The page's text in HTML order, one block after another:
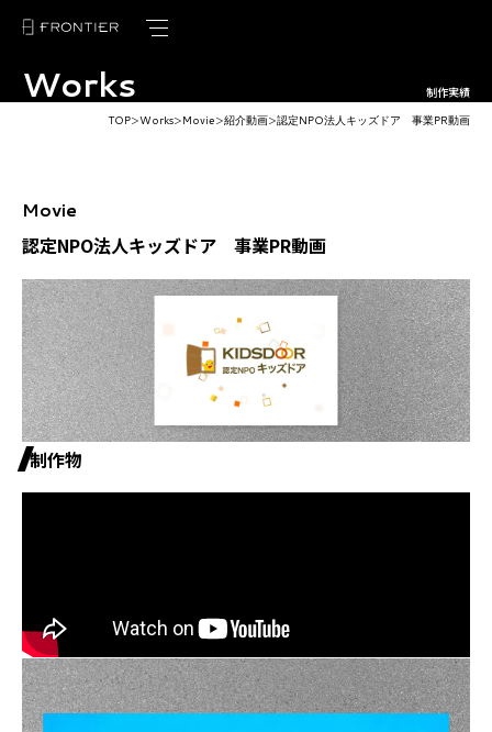
トップページ
フロンティアの強み
制作実績
お客様の声
ブログ
ニュース
会社概要
お問い合わせ
Works 制作実績
TOP＞Works＞Movie＞紹介動画＞認定NPO法⼈キッズドア 事業PR動画
Movie
認定NPO法⼈キッズドア 事業PR動画
制作物